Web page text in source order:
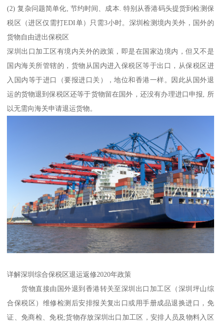
(2) 复杂问题简单化, 节约时间、成本. 特别从香港码头提货到检测保
税区（进区仅需打EDI单）只需3小时。深圳检测境内关外，国外的
货物自由进出保税区
深圳出口加工区有境内关外的政策，即是在国家边境内，但又不是
国内海关所管辖的，货物从国内进入保税区等于出口，从保税区进
入国内等于进口（要报进口关），地位和香港一样。因此从国外退
运的货物退到保税区还等于货物留在国外，还没有办理进口申报, 所
以无需向海关申请退运货物。
详解深圳综合保税区退运返修2020年政策
货物直接由国外退到香港转关至深圳出口加工区（深圳坪山综
合保税区）维修检测后安排报关复出口或用手册成品退换进口，免
证、免商检、免税;货物存放深圳出口加工区，安排人员及物料入区